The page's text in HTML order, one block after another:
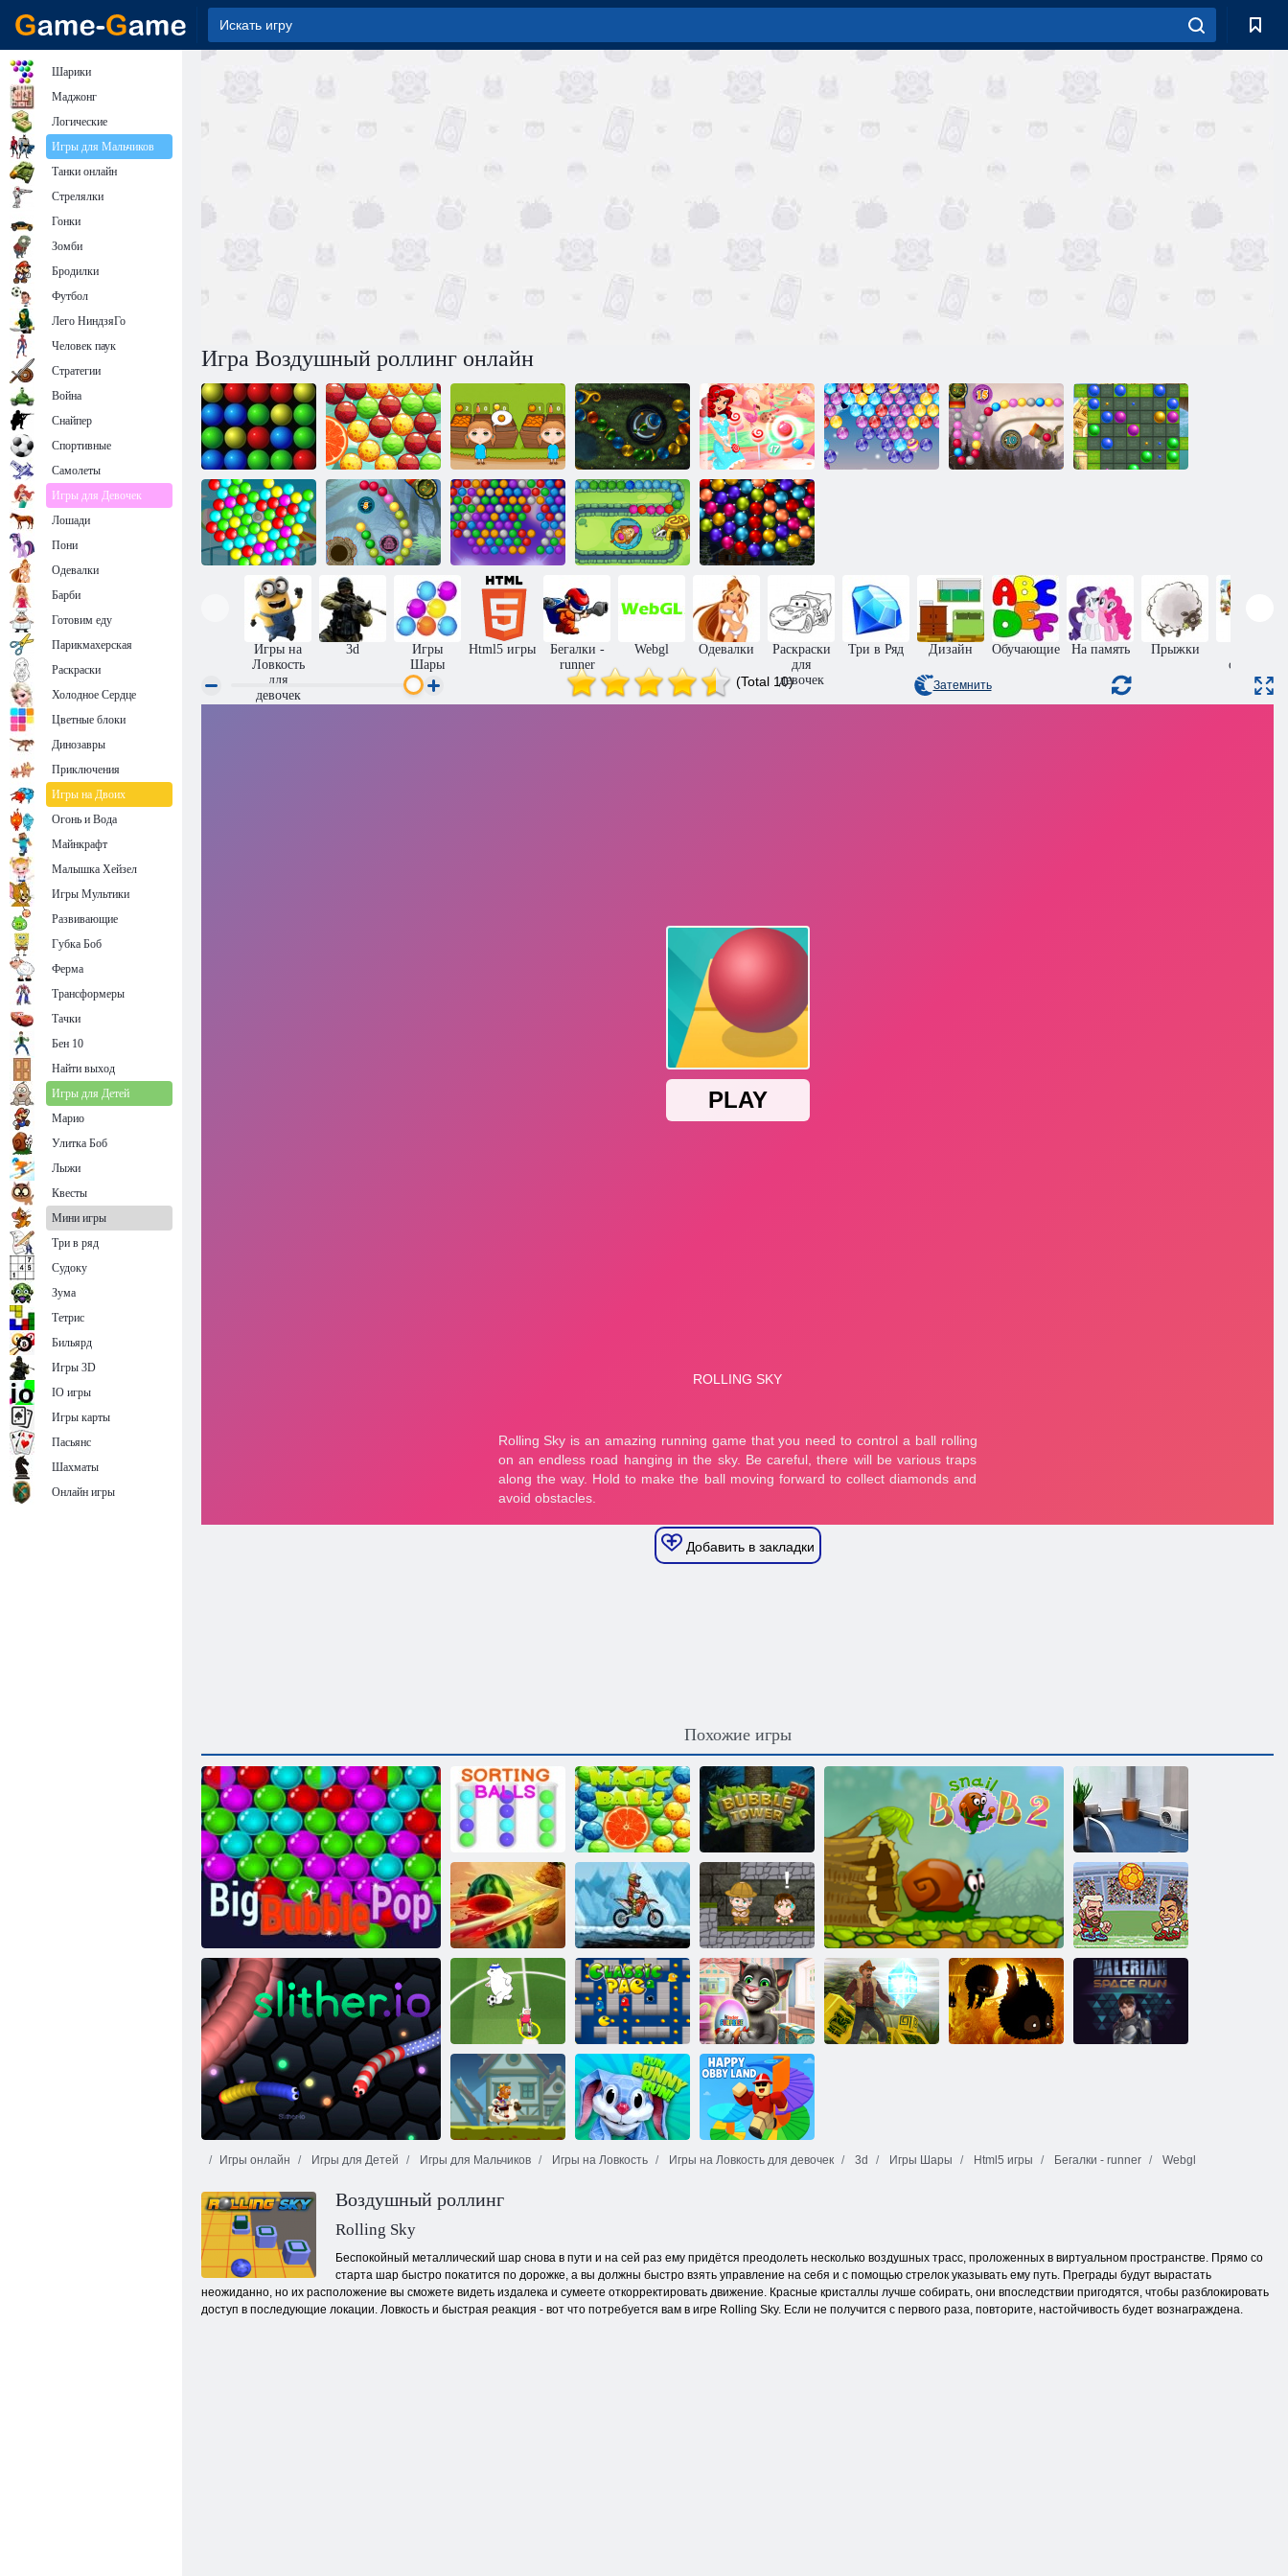
Игра Воздушный роллинг онлайн
Магические
шарики 2
Пузырьковая
история
Апельсиновое
ранчо
Искорка 2
Конфетные
пузыри
Колесо
обозрения
Затерянный
остров:
Дополнительные
уровни
Удар по
пузырям
Орбитальные
рождественские
шары
Игры на
Ловкость
для
девочек
3d
Игры
Шары
Html5 игры
Бегалки -
runner
Webgl Одевалки
Раскраски
для
девочек
Три в Ряд Дизайн Обучающие На память Прыжки
онлайн
(Total 10) Затемнить
Добавить в закладки
Похожие игры
Большие разборки с пузырями
Сортировка
шаров
Волшебные
шары
Башня пузырей
3D
Бросьте бумагу
Фруктовый
ниндзя
Мото экстрим
2
Слизер ио
Инки:
Приключения
Головы на
арене: Евро
футбол
Мультяшный
кубок 2015
Пакман
Классический
Говорящий
Том: Киндер
сюрприз
Королевский
прорыв
Игры онлайн Игры для Детей Игры для Мальчиков Игры на Ловкость Игры на Ловкость для девочек 3d Игры Шары Html5 игры Бегалки - runner Webgl
Воздушный роллинг
Rolling Sky
Беспокойный металлический шар снова в пути и на сей раз ему придётся преодолеть несколько воздушных трасс, проложенных в виртуальном пространстве. Прямо со
старта шар быстро покатится по дорожке, а вы должны быстро взять управление на себя и с помощью стрелок указывать ему путь. Преграды будут вырастать
неожиданно, но их расположение вы сможете видеть издалека и сумеете откорректировать движение. Красные кристаллы лучше собирать, они впоследствии пригодятся, чтобы разблокировать
доступ в последующие локации. Ловкость и быстрая реакция - вот что потребуется вам в игре Rolling Sky. Если не получится с первого раза, повторите, настойчивость будет вознаграждена.
Шарики
Маджонг
Логические
Игры для Мальчиков
Танки онлайн
Стрелялки
Гонки
Зомби
Бродилки
Футбол
Лего НиндзяГо
Человек паук
Стратегии
Война
Снайпер
Спортивные
Самолеты
Игры для Девочек
Лошади
Пони
Одевалки
Барби
Готовим еду
Парикмахерская
Раскраски
Холодное Сердце
Цветные блоки
Динозавры
Приключения
Игры на Двоих
Огонь и Вода
Майнкрафт
Малышка Хейзел
Игры Мультики
Развивающие
Губка Боб
Ферма
Трансформеры
Тачки
Бен 10
Найти выход
Игры для Детей
Марио
Улитка Боб
Лыжи
Квесты
Мини игры
Три в ряд
Судоку
Зума
Тетрис
Бильярд
Игры 3D
IO игры
Игры карты
Пасьянс
Шахматы
Онлайн игры